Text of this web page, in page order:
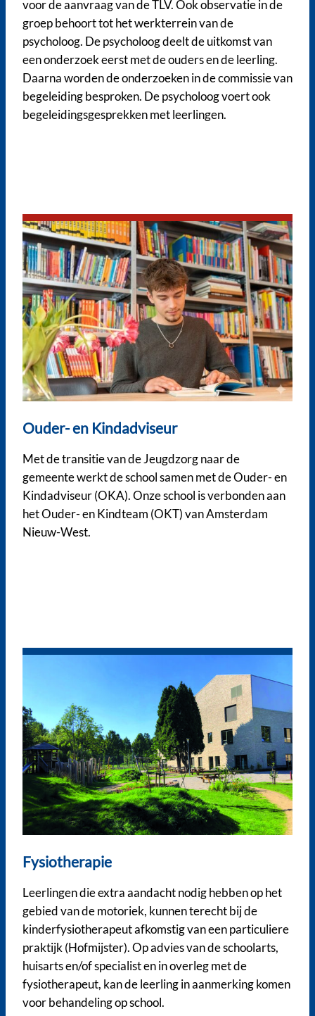
voor de aanvraag van de TLV. Ook observatie in de
groep behoort tot het werkterrein van de
psycholoog. De psycholoog deelt de uitkomst van
een onderzoek eerst met de ouders en de leerling.
Daarna worden de onderzoeken in de commissie van
begeleiding besproken. De psycholoog voert ook
begeleidingsgesprekken met leerlingen.
Ouder- en Kindadviseur
Met de transitie van de Jeugdzorg naar de
gemeente werkt de school samen met de Ouder- en
Kindadviseur (OKA). Onze school is verbonden aan
het Ouder- en Kindteam (OKT) van Amsterdam
Nieuw-West.
Fysiotherapie
Leerlingen die extra aandacht nodig hebben op het
gebied van de motoriek, kunnen terecht bij de
kinderfysiotherapeut afkomstig van een particuliere
praktijk (Hofmijster). Op advies van de schoolarts,
huisarts en/of specialist en in overleg met de
fysiotherapeut, kan de leerling in aanmerking komen
voor behandeling op school.